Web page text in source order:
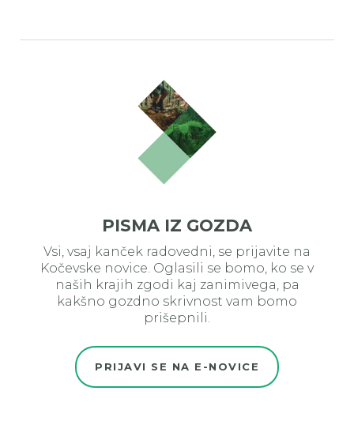
PISMA IZ GOZDA
Vsi, vsaj kanček radovedni, se prijavite na
Kočevske novice. Oglasili se bomo, ko se v
naših krajih zgodi kaj zanimivega, pa
kakšno gozdno skrivnost vam bomo
prišepnili.
PRIJAVI SE NA E-NOVICE